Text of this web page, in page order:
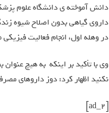
دانش آموخته ی دانشگاه علوم
داروی گیاهی بدون اصلاح شیوه
در وهله اول، انجام فعالیت
وی با تأکید بر اینکه به هیچ
نکنید اظهار کرد: دوز داروهای
[ad_2]